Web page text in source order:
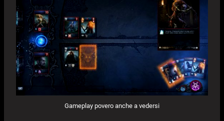
Gameplay povero anche a vedersi